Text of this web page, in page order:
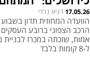
17.05.26
| גיא נרדי
הרכב הצפוני ברובע
ל-8 קומות בלבד